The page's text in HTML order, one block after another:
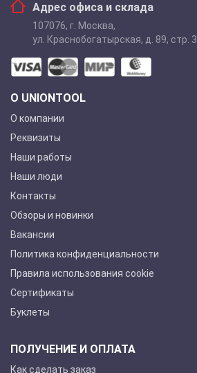
Адрес офиса и склада
107076, г. Москва,
ул. Краснобогатырская, д. 89, стр. 3
О UNIONTOOL
О компании
Реквизиты
Наши работы
Наши люди
Контакты
Обзоры и новинки
Вакансии
Политика конфиденциальности
Правила использования cookie
Сертификаты
Буклеты
ПОЛУЧЕНИЕ И ОПЛАТА
Как сделать заказ